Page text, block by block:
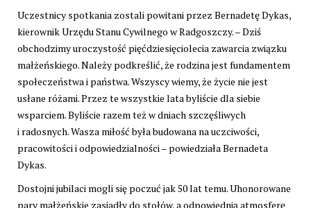
Uczestnicy spotkania zostali powitani przez Bernadetę Dykas,
kierownik Urzędu Stanu Cywilnego w Radgoszczy. – Dziś
obchodzimy uroczystość pięćdziesięciolecia zawarcia związku
małżeńskiego. Należy podkreślić, że rodzina jest fundamentem
społeczeństwa i państwa. Wszyscy wiemy, że życie nie jest
usłane różami. Przez te wszystkie lata byliście dla siebie
wsparciem. Byliście razem też w dniach szczęśliwych
i radosnych. Wasza miłość była budowana na uczciwości,
pracowitości i odpowiedzialności – powiedziała Bernadeta
Dykas.
Dostojni jubilaci mogli się poczuć jak 50 lat temu. Uhonorowane
pary małżeńskie zasiadły do stołów, a odpowiednią atmosferę